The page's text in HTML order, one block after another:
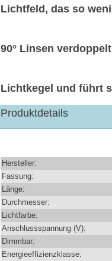
Lichtfeld, das so
90° Linsen
Lichtkegel und führt
Produktdetails
Hersteller:
Fassung:
Länge:
Durchmesser:
Lichtfarbe:
Anschlussspannung (V):
Dimmbar:
Energieeffizienzklasse: